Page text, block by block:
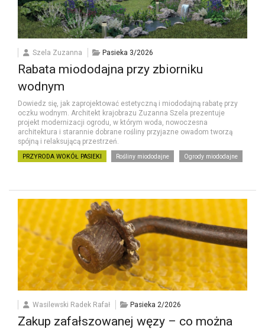
Szela Zuzanna Pasieka 3/2026
Rabata miododajna przy zbiorniku
wodnym
Dowiedz się, jak zaprojektować estetyczną i miododajną rabatę przy
oczku wodnym. Architekt krajobrazu Zuzanna Szela prezentuje
projekt modernizacji ogrodu, w którym woda, nowoczesna
architektura i starannie dobrane rośliny przyjazne owadom tworzą
spójną i relaksującą przestrzeń.
PRZYRODA WOKÓŁ PASIEKI Rośliny miododajne Ogrody miododajne
Wasilewski Radek Rafał Pasieka 2/2026
Zakup zafałszowanej węzy – co można